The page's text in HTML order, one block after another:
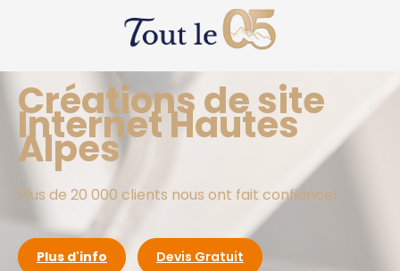
Créations de site
Internet Hautes
Alpes
Plus de 20 000 clients nous ont fait confiance!
Plus d'info Devis Gratuit